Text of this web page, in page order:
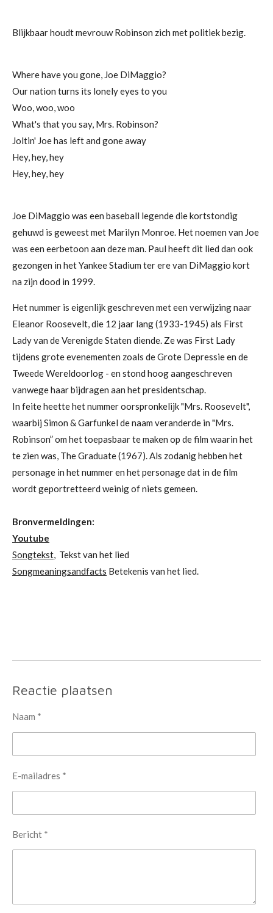
Blijkbaar houdt mevrouw Robinson zich met politiek bezig.
Where have you gone, Joe DiMaggio?
Our nation turns its lonely eyes to you
Woo, woo, woo
What's that you say, Mrs. Robinson?
Joltin' Joe has left and gone away
Hey, hey, hey
Hey, hey, hey
Joe DiMaggio was een baseball legende die kortstondig
gehuwd is geweest met Marilyn Monroe. Het noemen van Joe
was een eerbetoon aan deze man. Paul heeft dit lied dan ook
gezongen in het Yankee Stadium ter ere van DiMaggio kort
na zijn dood in 1999.
Het nummer is eigenlijk geschreven met een verwijzing naar
Eleanor Roosevelt, die 12 jaar lang (1933-1945) als First
Lady van de Verenigde Staten diende. Ze was First Lady
tijdens grote evenementen zoals de Grote Depressie en de
Tweede Wereldoorlog - en stond hoog aangeschreven
vanwege haar bijdragen aan het presidentschap.
In feite heette het nummer oorspronkelijk "Mrs. Roosevelt",
waarbij Simon & Garfunkel de naam veranderde in "Mrs.
Robinson” om het toepasbaar te maken op de film waarin het
te zien was, The Graduate (1967). Als zodanig hebben het
personage in het nummer en het personage dat in de film
wordt geportretteerd weinig of niets gemeen.
Bronvermeldingen:
Youtube
Songtekst, Tekst van het lied
Songmeaningsandfacts Betekenis van het lied.
Reactie plaatsen
Naam *
E-mailadres *
Bericht *